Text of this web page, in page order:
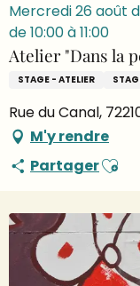
Mercredi 26 août
de 10:00 à 11:00
Atelier "Dans la
STAGE - ATELIER
Rue du Canal,
M'y rendre
Partager